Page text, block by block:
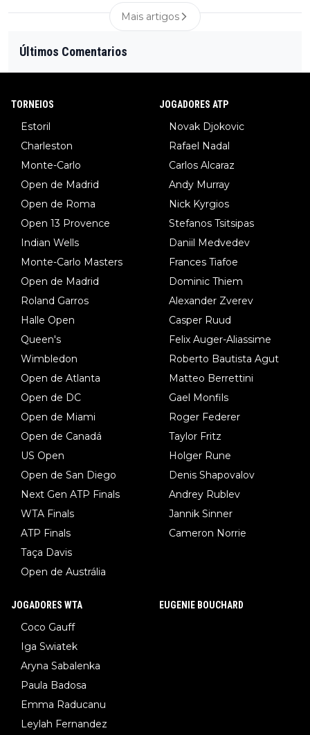
Mais artigos
Últimos Comentarios
TORNEIOS
Estoril
Charleston
Monte-Carlo
Open de Madrid
Open de Roma
Open 13 Provence
Indian Wells
Monte-Carlo Masters
Open de Madrid
Roland Garros
Halle Open
Queen's
Wimbledon
Open de Atlanta
Open de DC
Open de Miami
Open de Canadá
US Open
Open de San Diego
Next Gen ATP Finals
WTA Finals
ATP Finals
Taça Davis
Open de Austrália
JOGADORES ATP
Novak Djokovic
Rafael Nadal
Carlos Alcaraz
Andy Murray
Nick Kyrgios
Stefanos Tsitsipas
Daniil Medvedev
Frances Tiafoe
Dominic Thiem
Alexander Zverev
Casper Ruud
Felix Auger-Aliassime
Roberto Bautista Agut
Matteo Berrettini
Gael Monfils
Roger Federer
Taylor Fritz
Holger Rune
Denis Shapovalov
Andrey Rublev
Jannik Sinner
Cameron Norrie
JOGADORES WTA
Coco Gauff
Iga Swiatek
Aryna Sabalenka
Paula Badosa
Emma Raducanu
Leylah Fernandez
EUGENIE BOUCHARD